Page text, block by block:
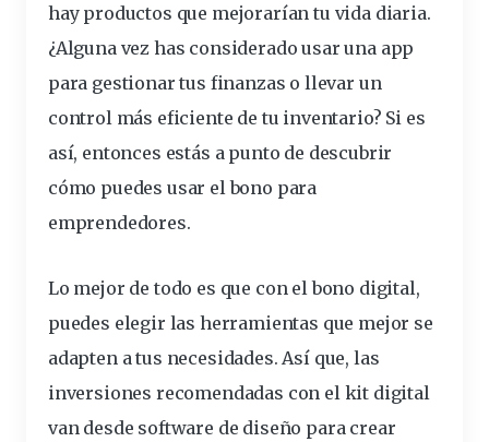
hay productos que mejorarían tu vida diaria.
¿Alguna vez has considerado usar una app
para gestionar tus finanzas o llevar un
control más eficiente de tu inventario? Si es
así, entonces estás a punto de descubrir
cómo puedes usar el bono para
emprendedores.
Lo mejor de todo es que con el bono digital,
puedes elegir las herramientas que mejor se
adapten a tus necesidades. Así que, las
inversiones recomendadas con el kit digital
van desde software de diseño para crear